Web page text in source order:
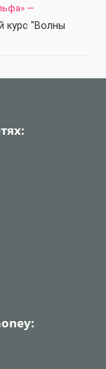
—
"Волны